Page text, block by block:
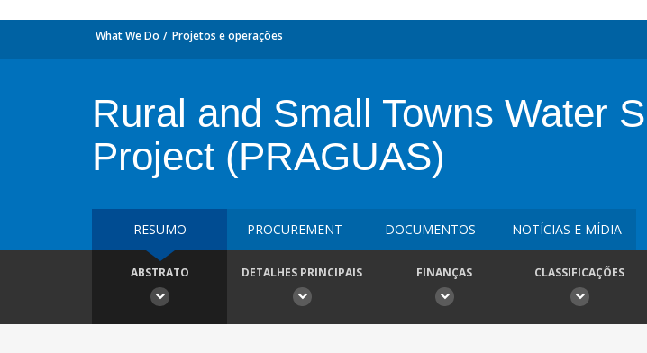
What We Do Projetos e operações
Rural and Small Towns Water
Project (PRAGUAS)
RESUMO PROCUREMENT DOCUMENTOS NOTÍCIAS E MÍDIA
ABSTRATO DETALHES PRINCIPAIS FINANÇAS CLASSIFICAÇÕES